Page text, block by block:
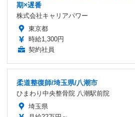
期×遅番
株式会社キャリアパワー
東京都
時給1,300円
契約社員
柔道整復師/埼玉県/八潮市
ひまわり中央整骨院 八潮駅前院
埼玉県